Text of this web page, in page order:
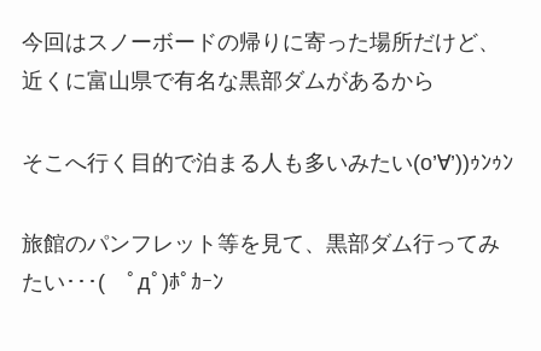
今回はスノーボードの帰りに寄った場所だけど、
近くに富山県で有名な黒部ダムがあるから
そこへ行く目的で泊まる人も多いみたい(o’∀’))ｩﾝｩﾝ
旅館のパンフレット等を見て、黒部ダム行ってみ
たい･･･( ﾟдﾟ)ﾎﾟｶｰﾝ